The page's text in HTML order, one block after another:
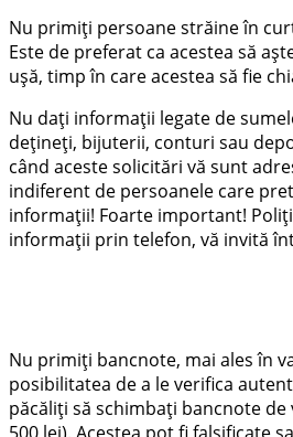
Nu primiţi persoane străine în
Este de preferat ca acestea să
uşă, timp în care acestea să fie
Nu daţi informaţii legate de
deţineţi, bijuterii, conturi sau
când aceste solicitări vă sunt
indiferent de persoanele care
informaţii! Foarte important!
informaţii prin telefon, vă invită
Nu primiţi bancnote, mai ales în
posibilitatea de a le verifica
păcăliţi să schimbaţi bancnote de